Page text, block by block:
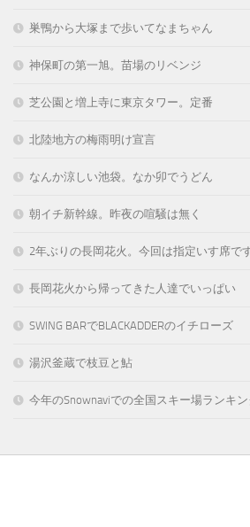
巣鴨から大塚まで歩いてなまちゃん
神保町の第一旭。苗場のリベンジ
芝公園と増上寺に東京タワー。定番
北陸地方の梅雨明け宣言
なんか涼しい池袋。なか卯でうどん
朝イチ新幹線。昨夜の喧騒は無く
2年ぶりの長岡花火。今回は指定いす席で
長岡花火から帰ってきた人達でいっぱい
SWING BARでBLACKADDERのイチローズ
湯沢釜蔵で枝豆と鮎
今年のSnownaviでの全国スキー場ランキ